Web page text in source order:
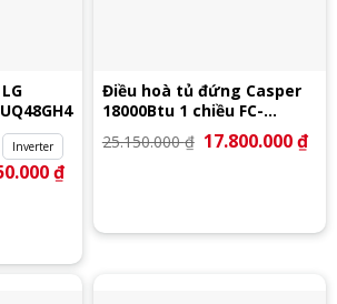
Inverter
₫Giá
40.150.000 ₫.
Điều hoà tủ đứng Casper
18000Btu 1 chiều FC-
25.150.000₫ Giá
gốc
17.800.000₫Giá